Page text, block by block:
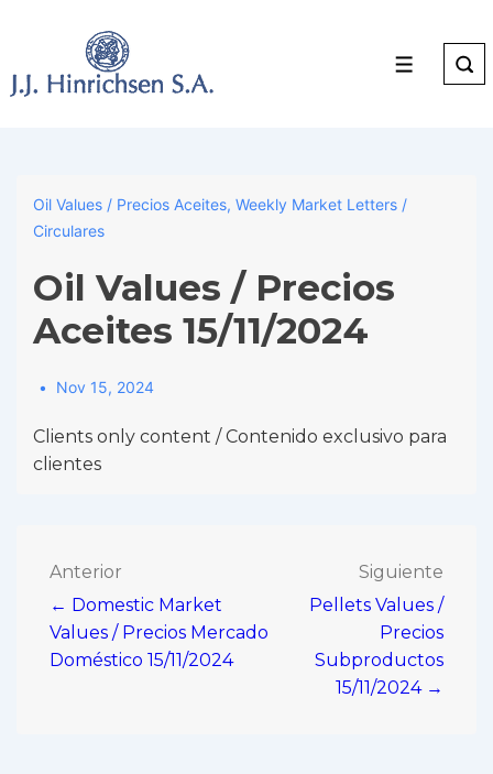
Main
Menu
Oil Values / Precios Aceites, Weekly Market Letters /
Circulares
Oil Values / Precios
Aceites 15/11/2024
Nov 15, 2024
Clients only content / Contenido exclusivo para
clientes
Navegación
de
entradas
Anterior
← Domestic Market
Values / Precios Mercado
Doméstico 15/11/2024
Siguiente
Pellets Values /
Precios
Subproductos
15/11/2024 →